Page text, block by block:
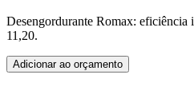
Desengordurante Romax: eficiência
11,20.
Adicionar ao orçamento